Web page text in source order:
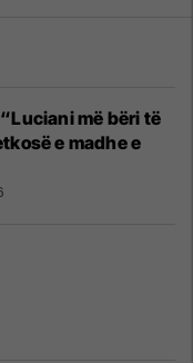
më bëri të
e madhe e